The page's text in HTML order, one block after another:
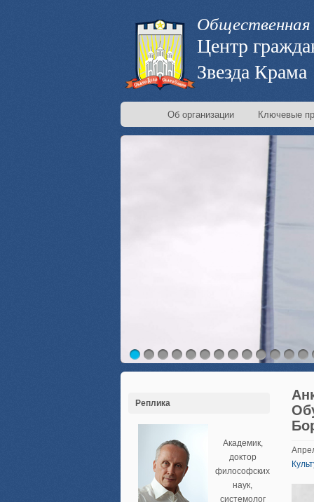
Общественная
Центр
Звезда Крама
Об организации Ключевые
Реплика
Академик,
доктор
философских
наук,
системолог